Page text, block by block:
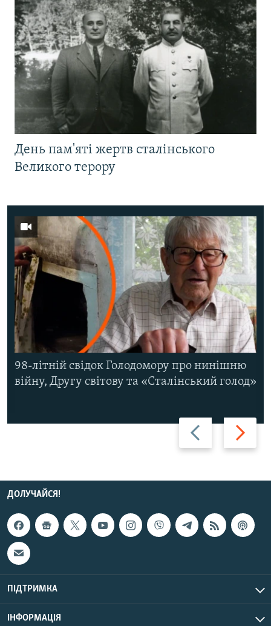
День пам'яті жертв сталінського
Великого терору
Назад Вперед
98-літній свідок Голодомору про нинішню
війну, Другу світову та «Сталінський голод»
ДОЛУЧАЙСЯ!
ПІДТРИМКА
ІНФОРМАЦІЯ